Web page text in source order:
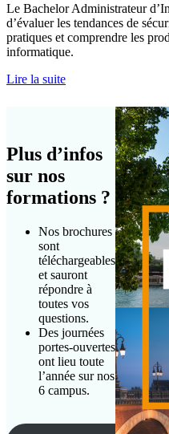
Le Bachelor Administrateur
d’évaluer les tendances de
pratiques et comprendre les
informatique.
Lire la suite
Plus d’infos
sur nos
formations ?
Nos brochures
sont
téléchargeables
et sauront
répondre à
toutes vos
questions.
Des journées
portes-ouvertes
ont lieu toute
l’année sur nos
6 campus.